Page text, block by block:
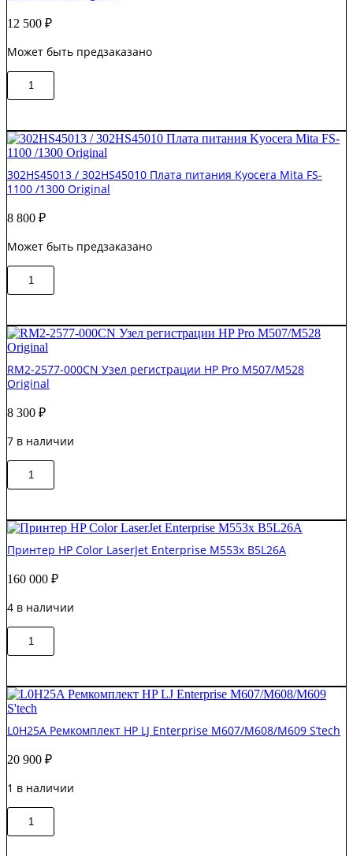
12 500 ₽
Может быть предзаказано
Количество
товара
302M794041
Плата
форматирования
Kyocera
FS-
Original
302HS45013 / 302HS45010 Плата питания Kyocera Mita FS-
1100 /1300 Original
8 800 ₽
Может быть предзаказано
Количество
товара
302HS45010
Плата
питания
Kyocera
Mita
1100
Original
RM2-2577-000CN Узел регистрации HP Pro M507/M528
Original
8 300 ₽
7 в наличии
Количество
товара
000CN
Узел
регистрации
Pro
Original
Принтер HP Color LaserJet Enterprise M553x B5L26A
160 000 ₽
4 в наличии
Количество
товара
Color
LaserJet
Enterprise
M553x
L0H25A Ремкомплект HP LJ Enterprise M607/M608/M609 S’tech
20 900 ₽
1 в наличии
Количество
товара